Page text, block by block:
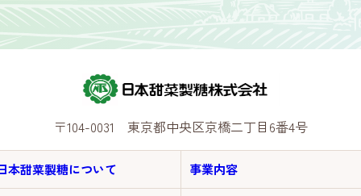
〒104-0031 東京都中央区京橋二丁目6番4号
本甜菜製糖について 事業内容